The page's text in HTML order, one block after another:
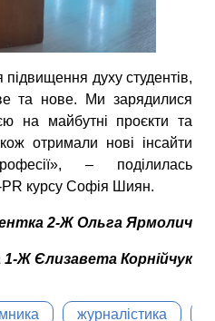
підвищення духу студентів,
та нове. Ми зарядилися
на майбутні проєкти та
отримали нові інсайти
– поділилась
курсу Софія Шиян.
2-Ж Ольга Ярмолич
Ж Єлизавета Корнійчук
журналістика